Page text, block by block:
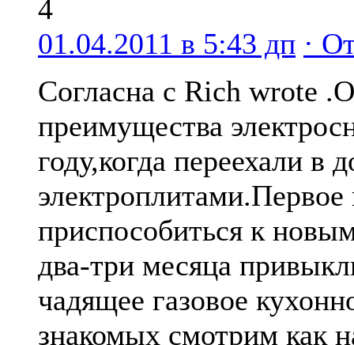
4
01.04.2011 в 5:43 дп ·
Согласна с Rich wrote
преимущества
году,когда переехали в
приспособиться к
два-три месяца
чадящее газовое
знакомых смотрим как